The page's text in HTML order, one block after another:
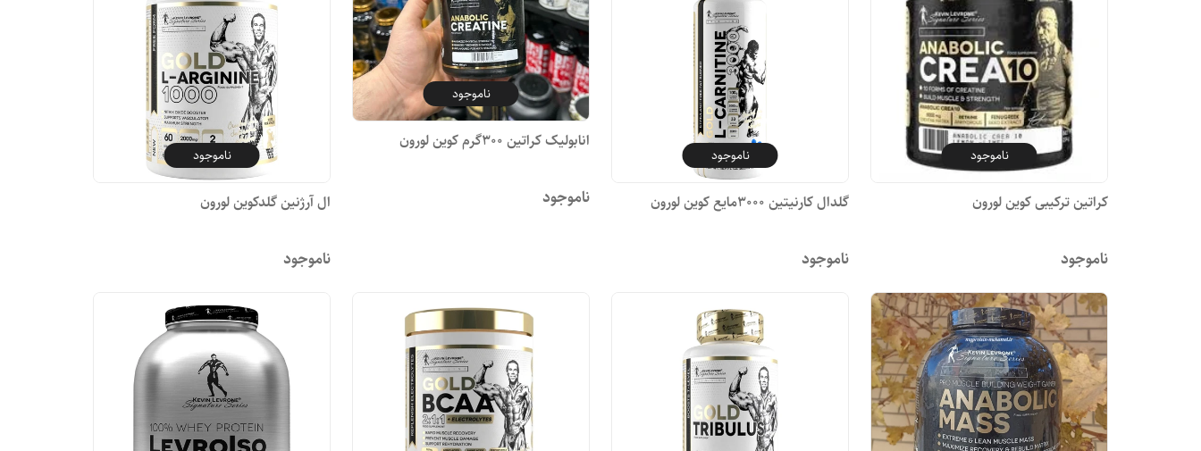
ناموجود
کراتین ترکیبی کوین لورون
ناموجود
ناموجود
گلدال کارنیتین ۳۰۰۰مایع کوین لورون
ناموجود
ناموجود
انابولیک کراتین 300گرم کوین لورون
ناموجود
ناموجود
ال آرژنین گلدکوین لورون
ناموجود